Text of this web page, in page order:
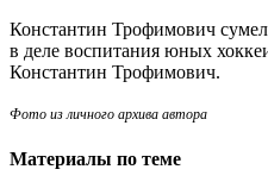
Константин Трофимович
в деле воспитания юных
Константин Трофимович.
Фото из личного архива автора
Материалы по теме